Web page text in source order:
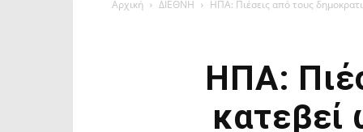
Αρχική ΔΙΕΘΝΗ ΗΠΑ: Πιέσεις από τους
ΗΠΑ: